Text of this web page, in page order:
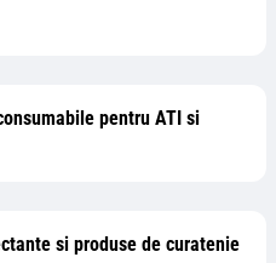
pentru ATI si
si produse de curatenie